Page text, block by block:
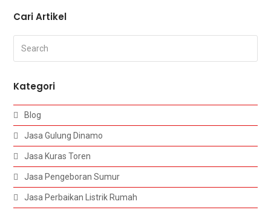
Cari Artikel
Kategori
Blog
Jasa Gulung Dinamo
Jasa Kuras Toren
Jasa Pengeboran Sumur
Jasa Perbaikan Listrik Rumah